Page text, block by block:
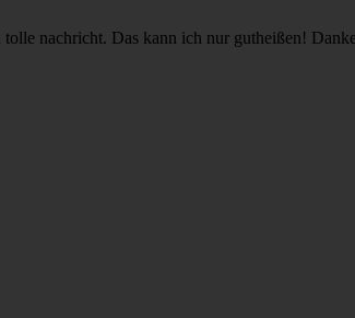
nachricht. Das kann ich nur gutheißen!